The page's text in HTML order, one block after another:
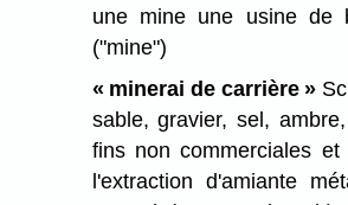
une mine une usine de
("mine")
« minerai de carrière »
sable, gravier, sel,
fins non commerciales
l'extraction d'amiante